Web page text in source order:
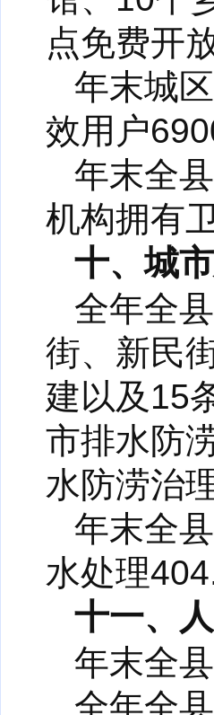
点免费开放
年末城
效用户
年末全
机构拥有
十、城
全年全
街、新民
建以及15
市排水防
水防涝治
年末全
水处理
十一、
年末全
全年全